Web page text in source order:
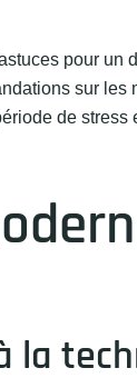
pour un
sur
de stress
la